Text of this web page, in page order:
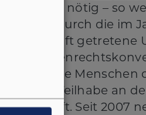
„So viel wie nötig – so
möglich“ Durch die im
2008 in Kraft getretene
erhalten alle Menschen
Recht auf Teilhabe an
Seit 2007